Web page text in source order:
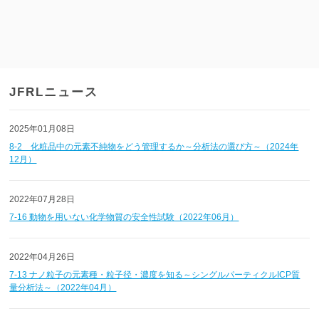
JFRLニュース
2025年01月08日
8-2 化粧品中の元素不純物をどう管理するか～分析法の選び方～（2024年
12月）
2022年07月28日
7-16 動物を用いない化学物質の安全性試験（2022年06月）
2022年04月26日
7-13 ナノ粒子の元素種・粒子径・濃度を知る～シングルパーティクルICP質
量分析法～（2022年04月）